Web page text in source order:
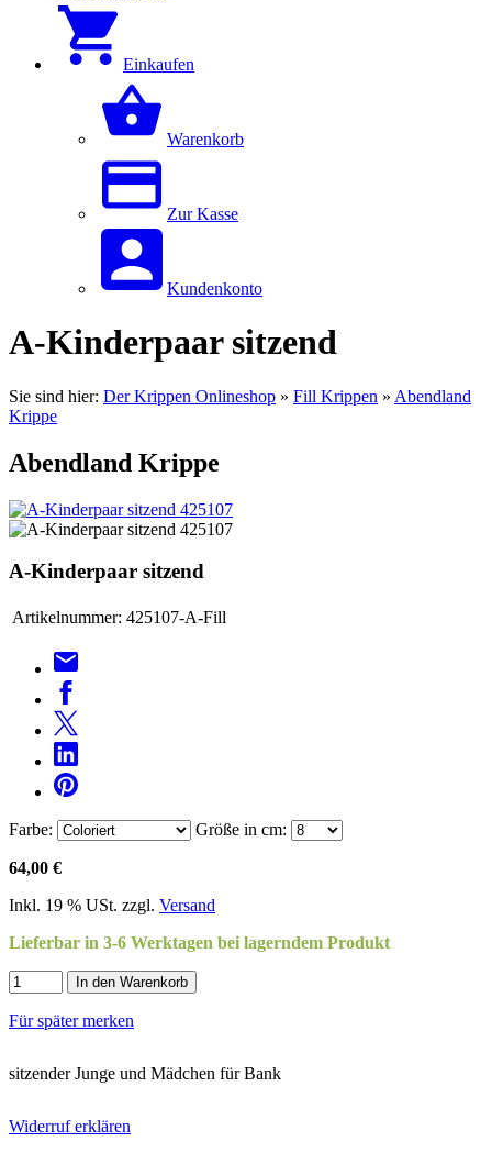
Einkaufen
Warenkorb
Zur Kasse
Kundenkonto
A-Kinderpaar sitzend
Sie sind hier: Der Krippen Onlineshop » Fill Krippen » Abendland
Krippe
Abendland Krippe
A-Kinderpaar sitzend
Artikelnummer: 425107-A-Fill
Farbe: Größe in cm:
64,00 €
Inkl. 19 % USt. zzgl. Versand
Lieferbar in 3-6 Werktagen bei lagerndem Produkt
In den Warenkorb
Für später merken
sitzender Junge und Mädchen für Bank
Widerruf erklären